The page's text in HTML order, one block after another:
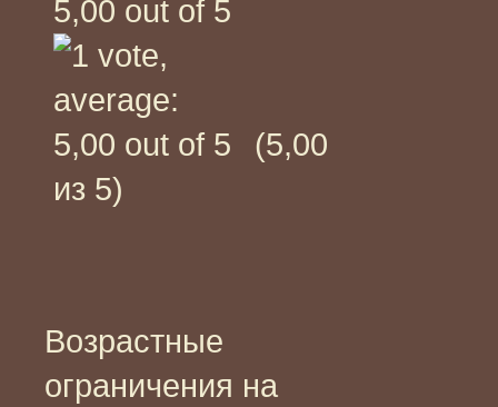
(5,00
из 5)
Возрастные
ограничения на